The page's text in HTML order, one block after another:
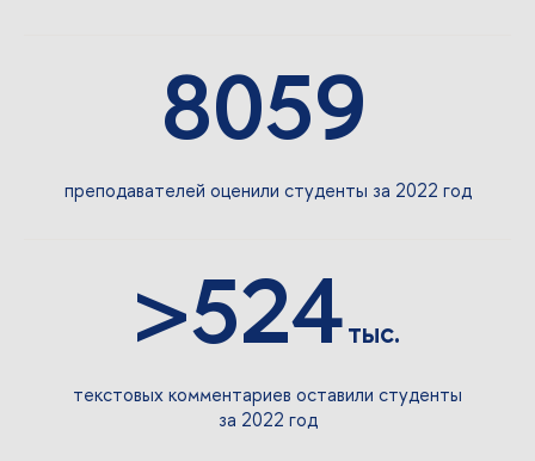
8059
преподавателей оценили студенты за 2022 год
>524тыс.
текстовых комментариев оставили студенты
за 2022 год